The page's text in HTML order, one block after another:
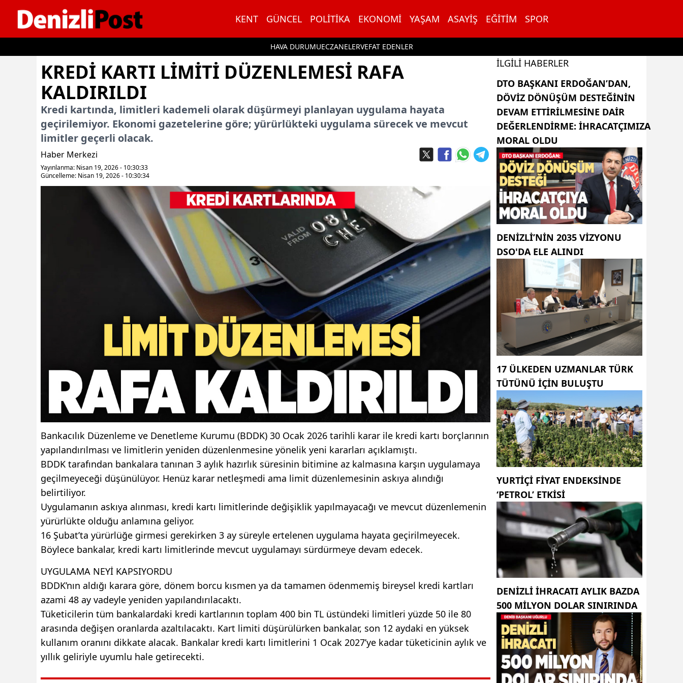
KENT GÜNCEL POLITIKA EKONOMI YAŞAM ASAYIŞ EĞITIM SPOR
HAVA DURUMUECZANELERVEFAT EDENLER
KREDI KARTI LIMITI DÜZENLEMESI RAFA
KALDIRILDI
Kredi kartında, limitleri kademeli olarak düşürmeyi planlayan uygulama hayata
geçirilemiyor. Ekonomi gazetelerine göre; yürürlükteki uygulama sürecek ve mevcut
limitler geçerli olacak.
Haber Merkezi
Yayınlanma: Nisan 19, 2026 - 10:30:33
Güncelleme: Nisan 19, 2026 - 10:30:34
Bankacılık Düzenleme ve Denetleme Kurumu (BDDK) 30 Ocak 2026 tarihli karar ile kredi kartı borçlarının
yapılandırılması ve limitlerin yeniden düzenlenmesine yönelik yeni kararları açıklamıştı.
BDDK tarafından bankalara tanınan 3 aylık hazırlık süresinin bitimine az kalmasına karşın uygulamaya
geçilmeyeceği düşünülüyor. Henüz karar netleşmedi ama limit düzenlemesinin askıya alındığı
belirtiliyor.
Uygulamanın askıya alınması, kredi kartı limitlerinde değişiklik yapılmayacağı ve mevcut düzenlemenin
yürürlükte olduğu anlamına geliyor.
16 Şubat’ta yürürlüğe girmesi gerekirken 3 ay süreyle ertelenen uygulama hayata geçirilmeyecek.
Böylece bankalar, kredi kartı limitlerinde mevcut uygulamayı sürdürmeye devam edecek.
UYGULAMA NEYİ KAPSIYORDU
BDDK’nın aldığı karara göre, dönem borcu kısmen ya da tamamen ödenmemiş bireysel kredi kartları
azami 48 ay vadeyle yeniden yapılandırılacaktı.
Tüketicilerin tüm bankalardaki kredi kartlarının toplam 400 bin TL üstündeki limitleri yüzde 50 ile 80
arasında değişen oranlarda azaltılacaktı. Kart limiti düşürülürken bankalar, son 12 aydaki en yüksek
kullanım oranını dikkate alacak. Bankalar kredi kartı limitlerini 1 Ocak 2027’ye kadar tüketicinin aylık ve
yıllık geliriyle uyumlu hale getirecekti.
İLGILI HABERLER
DTO BAŞKANI ERDOĞAN’DAN,
DÖVIZ DÖNÜŞÜM DESTEĞININ
DEVAM ETTIRILMESINE DAIR
DEĞERLENDIRME: İHRACATÇIMIZA
MORAL OLDU
DENIZLI’NIN 2035 VIZYONU
DSO'DA ELE ALINDI
17 ÜLKEDEN UZMANLAR TÜRK
TÜTÜNÜ IÇIN BULUŞTU
YURTIÇI FIYAT ENDEKSINDE
‘PETROL’ ETKISI
DENIZLI IHRACATI AYLIK BAZDA
500 MILYON DOLAR SINIRINDA